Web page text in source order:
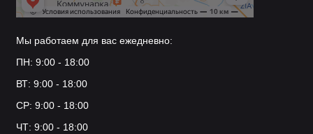
Мы работаем для вас ежедневно:
ПН: 9:00 - 18:00
ВТ: 9:00 - 18:00
СР: 9:00 - 18:00
ЧТ: 9:00 - 18:00